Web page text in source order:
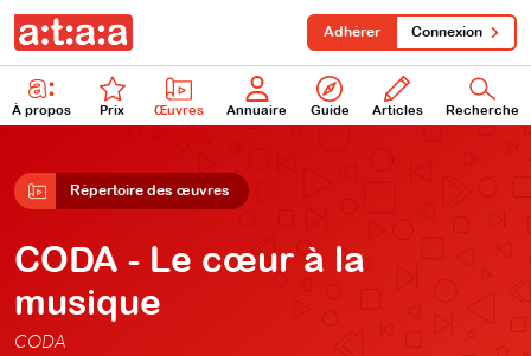
À propos Prix Œuvres Annuaire Guide Articles Recherche
Adhérer Connexion
Répertoire des œuvres
CODA - Le cœur à la
musique
CODA